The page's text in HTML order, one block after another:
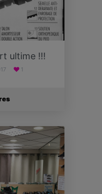
ultime !!!
1